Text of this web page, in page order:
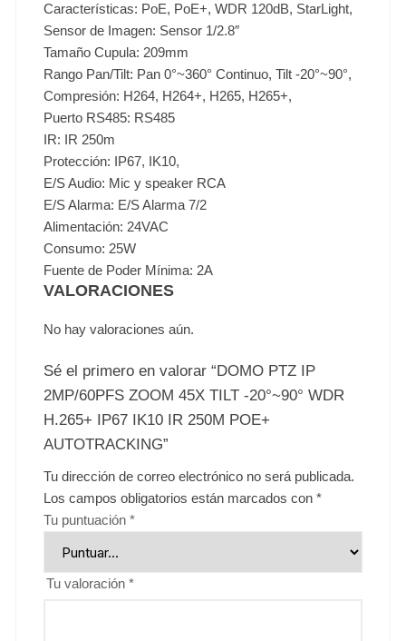
Características: PoE, PoE+, WDR 120dB, StarLight,
Sensor de Imagen: Sensor 1/2.8″
Tamaño Cupula: 209mm
Rango Pan/Tilt: Pan 0°~360° Continuo, Tilt -20°~90°,
Compresión: H264, H264+, H265, H265+,
Puerto RS485: RS485
IR: IR 250m
Protección: IP67, IK10,
E/S Audio: Mic y speaker RCA
E/S Alarma: E/S Alarma 7/2
Alimentación: 24VAC
Consumo: 25W
Fuente de Poder Mínima: 2A
VALORACIONES
No hay valoraciones aún.
Sé el primero en valorar “DOMO PTZ IP
2MP/60PFS ZOOM 45X TILT -20°~90° WDR
H.265+ IP67 IK10 IR 250M POE+
AUTOTRACKING”
Tu dirección de correo electrónico no será publicada.
Los campos obligatorios están marcados con*
Tu puntuación*
Tu valoración*